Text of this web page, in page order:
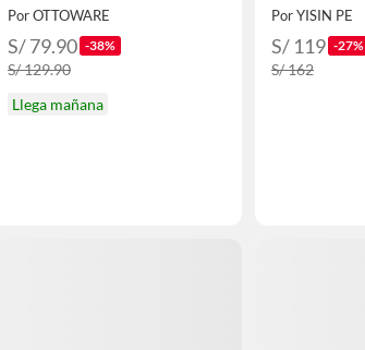
Por OTTOWARE
S/ 79.90 -38%
S/ 129.90
Llega mañana
Por YISIN PE
S/ 119 -27%
S/ 162